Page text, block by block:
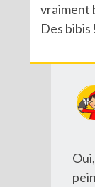
vraiment
Des bibis !